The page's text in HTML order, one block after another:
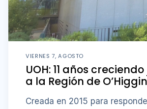
VIERNES 7, AGOSTO
UOH: 11 años
a la Región de
Creada en 2015 para